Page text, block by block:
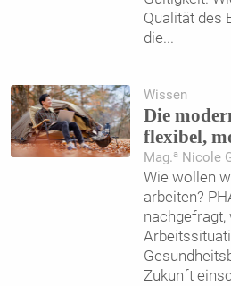
Qualität des
die...
Wissen
Die
flexibel,
Mag.a Nicole
Wie wollen
arbeiten?
nachgefragt,
Zukunft